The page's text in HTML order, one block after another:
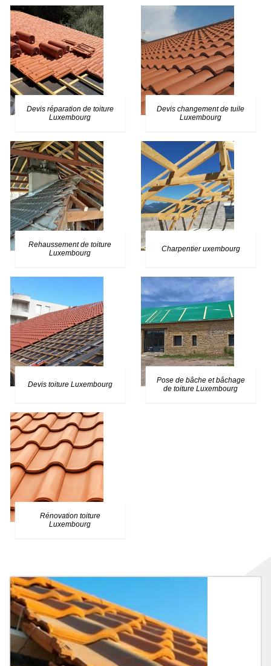
Devis réparation de toiture
Luxembourg
Devis changement de tuile
Luxembourg
Rehaussement de toiture
Luxembourg
Charpentier uxembourg
Devis toiture Luxembourg
Pose de bâche et bâchage
de toiture Luxembourg
Rénovation toiture
Luxembourg